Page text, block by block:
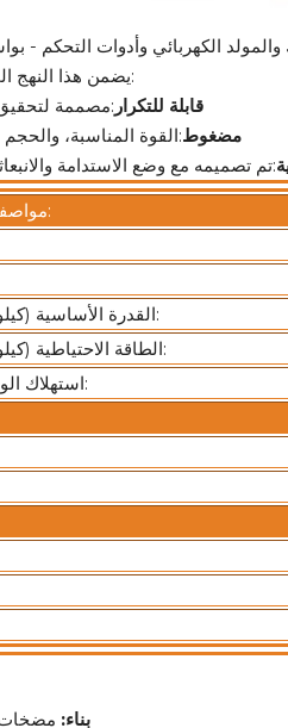
يضمن هذا النهج المتكامل أن كل الحلول هي:
قابلة للتكرار :مصممة
مضغوط:القوة المناسبة،
مواصفات مجموعة المولدات:
القدرة الأساسية (كيلوواط/كيلو فولت أمبير):
الطاقة الاحتياطية (كيلوواط/كيلو فولت أمبير):
استهلاك الوقود 100% (لتر/ساعة):
بناء: مضخات